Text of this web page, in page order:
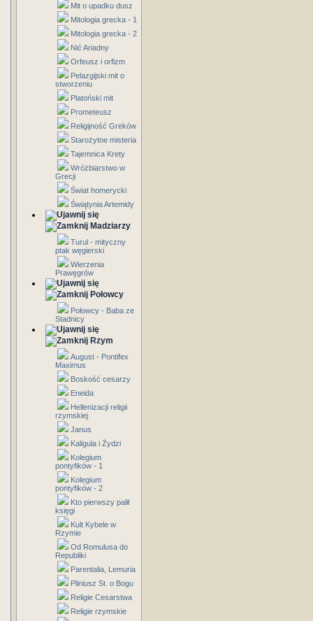
Mit o upadku dusz
Mitologia grecka - 1
Mitologia grecka - 2
Nić Ariadny
Orfeusz i orfizm
Pelazgijski mit o
stworzeniu
Platoński mit
Prometeusz
Religijność Greków
Starożytne misteria
Tajemnica Krety
Wróżbiarstwo w
Grecji
Świat homerycki
Świątynia Artemidy
Madziarzy
Turul - mityczny
ptak węgierski
Wierzenia
Prawęgrów
Połowcy
Połowcy - Baba ze
Stadnicy
Rzym
August - Pontifex
Maximus
Boskość cesarzy
Eneida
Hellenizacji religii
rzymskiej
Janus
Kaligula i Żydzi
Kolegium
pontyfików - 1
Kolegium
pontyfików - 2
Kto pierwszy palił
księgi
Kult Kybele w
Rzymie
Od Romulusa do
Republiki
Parentalia, Lemuria
Pliniusz St. o Bogu
Religie Cesarstwa
Religie rzymskie